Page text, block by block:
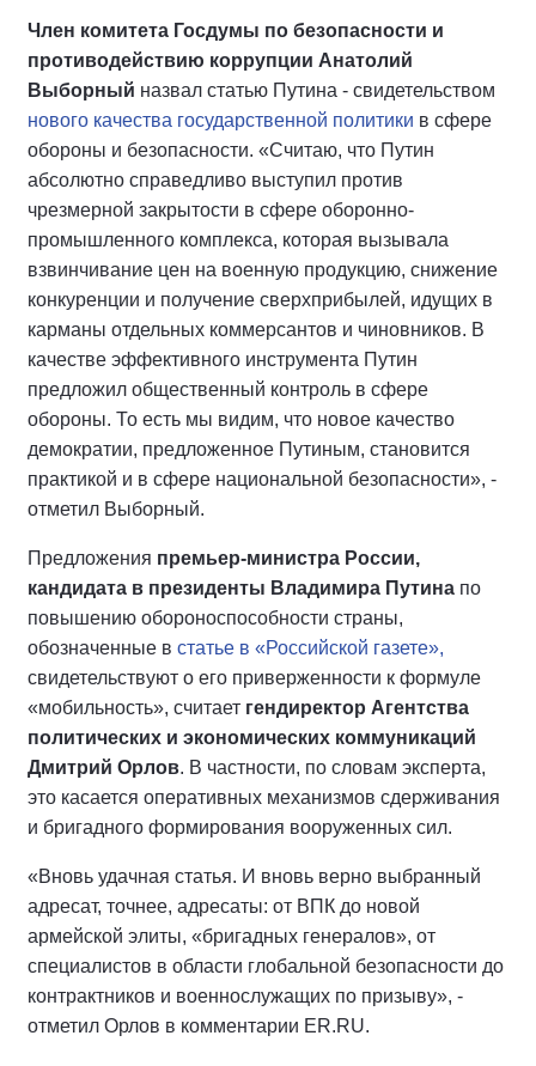
Член комитета Госдумы по безопасности и
противодействию коррупции Анатолий
Выборный назвал статью Путина - свидетельством
нового качества государственной политики в сфере
обороны и безопасности. «Считаю, что Путин
абсолютно справедливо выступил против
чрезмерной закрытости в сфере оборонно-
промышленного комплекса, которая вызывала
взвинчивание цен на военную продукцию, снижение
конкуренции и получение сверхприбылей, идущих в
карманы отдельных коммерсантов и чиновников. В
качестве эффективного инструмента Путин
предложил общественный контроль в сфере
обороны. То есть мы видим, что новое качество
демократии, предложенное Путиным, становится
практикой и в сфере национальной безопасности», -
отметил Выборный.
Предложения премьер-министра России,
кандидата в президенты Владимира Путина по
повышению обороноспособности страны,
обозначенные в статье в «Российской газете»,
свидетельствуют о его приверженности к формуле
«мобильность», считает гендиректор Агентства
политических и экономических коммуникаций
Дмитрий Орлов. В частности, по словам эксперта,
это касается оперативных механизмов сдерживания
и бригадного формирования вооруженных сил.
«Вновь удачная статья. И вновь верно выбранный
адресат, точнее, адресаты: от ВПК до новой
армейской элиты, «бригадных генералов», от
специалистов в области глобальной безопасности до
контрактников и военнослужащих по призыву», -
отметил Орлов в комментарии ER.RU.